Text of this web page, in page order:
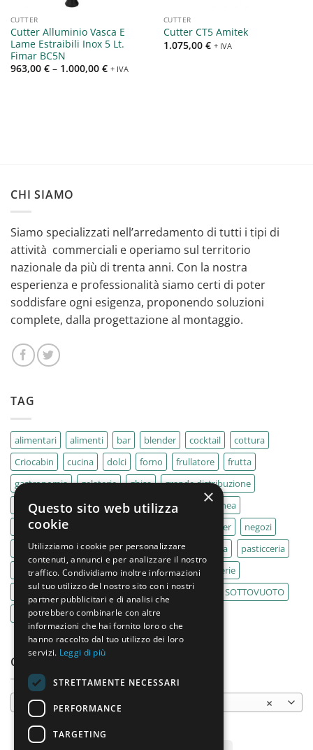
CUTTER
Cutter Alluminio Vasca E
Lame Estraibili Inox 5 Lt.
Fimar BC5N
963,00 €– 1.000,00 € + IVA
CUTTER
Cutter CT5 Amitek
1.075,00 € + IVA
CHI SIAMO
Siamo specializzati nell’arredamento di tutti i tipi di
attività commerciali e operiamo sul territorio
nazionale da più di trenta anni. Con la nostra
esperienza e professionalità siamo certi di poter
soddisfare ogni esigenza, proponendo soluzioni
complete, dalla progettazione al montaggio.
TAG
alimentari alimenti bar blender cocktail
cottura
Criocabin
cucina dolci forno frullatore
frutta
gastronomia
gelaterie ghisa
grande distribuzione
IMPASTATRICE
impastatrici kebab
La Felsinea
MACELLERIA
mixer
negozi
Outlet
pane panifici panificio paninoteca
pasticceria
pasticcerie
pescherie pizza pizzeria
pizzerie
PLANETARIA
pub ristoranti ristorazione
SOTTOVUOTO
supermercati
tavole calde tostiere
CATEGORIE PRODOTTO
×
Cutter
×
Questo sito web utilizza
cookie
Utilizziamo i cookie per personalizzare
contenuti, annunci e per analizzare il nostro
traffico. Condividiamo inoltre informazioni
sul tuo utilizzo del nostro sito con i nostri
partner pubblicitari e di analisi che
potrebbero combinarle con altre
informazioni che hai fornito loro o che
hanno raccolto dal tuo utilizzo dei loro
servizi. Leggi di più
STRETTAMENTE NECESSARI
PERFORMANCE
TARGETING